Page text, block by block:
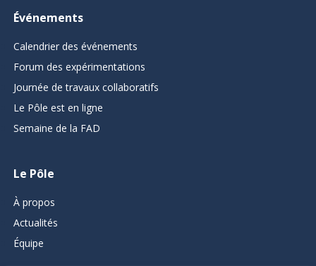
Événements
Calendrier des événements
Forum des expérimentations
Journée de travaux collaboratifs
Le Pôle est en ligne
Semaine de la FAD
Le Pôle
À propos
Actualités
Équipe